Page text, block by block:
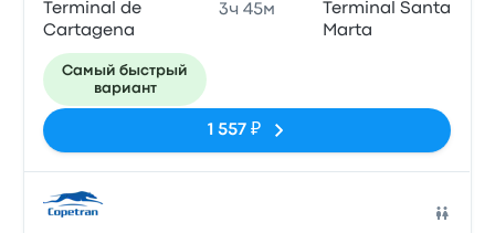
Terminal de
Cartagena
3ч 45м
Terminal Santa
Marta
Самый быстрый
вариант
1 557 ₽